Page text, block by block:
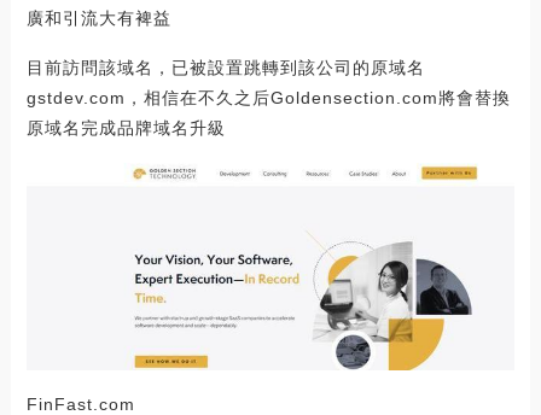
廣和引流大有裨益
目前訪問該域名，已被設置跳轉到該公司的原域名
gstdev.com，相信在不久之后Goldensection.com將會替換
原域名完成品牌域名升級
FinFast.com